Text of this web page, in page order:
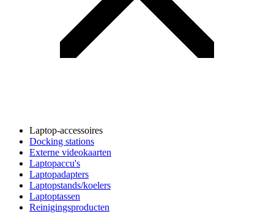
Laptop-accessoires
Docking stations
Externe videokaarten
Laptopaccu's
Laptopadapters
Laptopstands/koelers
Laptoptassen
Reinigingsproducten